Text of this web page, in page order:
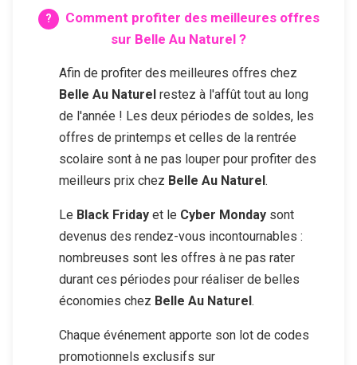
Comment profiter des meilleures offres
sur Belle Au Naturel ?
Afin de profiter des meilleures offres chez
Belle Au Naturel restez à l'affût tout au long
de l'année ! Les deux périodes de soldes, les
offres de printemps et celles de la rentrée
scolaire sont à ne pas louper pour profiter des
meilleurs prix chez Belle Au Naturel.
Le Black Friday et le Cyber Monday sont
devenus des rendez-vous incontournables :
nombreuses sont les offres à ne pas rater
durant ces périodes pour réaliser de belles
économies chez Belle Au Naturel.
Chaque événement apporte son lot de codes
promotionnels exclusifs sur